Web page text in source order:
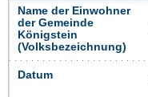
Name der Einwohner
der Gemeinde
Königstein
(Volksbezeichnung)
Datum